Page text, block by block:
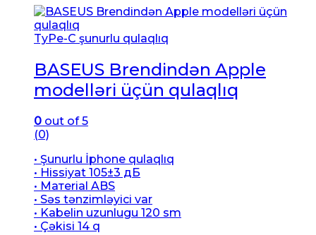
TyPe-C şunurlu qulaqlıq
BASEUS Brendindən Apple
modelləri üçün qulaqlıq
0 out of 5
(0)
• Şunurlu İphone qulaqlıq
• Hissiyat 105±3 дБ
• Матerial ABS
• Səs tənzimləyici var
• Kabelin uzunlugu 120 sm
• Çəkisi 14 q